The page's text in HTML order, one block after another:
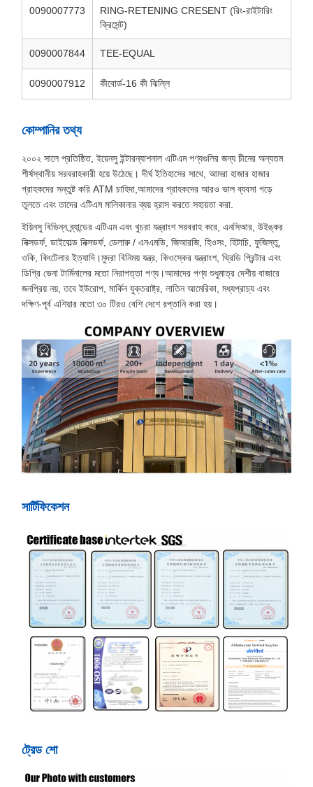
0090007773
RING-RETENING CRESENT (রিং-রাইটারিং
ক্রিসেন্ট)
0090007844 TEE-EQUAL
0090007912 কীবোর্ড-16 কী ঝিল্লি
কোম্পানির তথ্য
২০০২ সালে প্রতিষ্ঠিত, ইয়েনসু ইন্টারন্যাশনাল এটিএম পণ্যগুলির জন্য চীনের অন্যতম
শীর্ষস্থানীয় সরবরাহকারী হয়ে উঠেছে। দীর্ঘ ইতিহাসের সাথে, আমরা হাজার হাজার
গ্রাহকদের সন্তুষ্ট করি ATM চাহিদা,আমাদের গ্রাহকদের আরও ভাল ব্যবসা গড়ে
তুলতে এবং তাদের এটিএম মালিকানার ব্যয় হ্রাস করতে সহায়তা করা.
ইয়িনসু বিভিন্ন ব্র্যান্ডের এটিএম এবং খুচরা যন্ত্রাংশ সরবরাহ করে, এনসিআর, উইঙ্কর
নিক্সডর্ফ, ডাইবোল্ড নিক্সডর্ফ, ডেলারু / এনএমডি, জিআরজি, হিওসং, হিটাচি, ফুজিস্তু,
ওকি, কিংটেলার ইত্যাদি।মুদ্রা বিনিময় যন্ত্র, কিওস্কের যন্ত্রাংশ, থ্রিডি প্রিন্টার এবং
ডিগ্রি ভেনা টার্মিনালের মতো নিরাপত্তা পণ্য।আমাদের পণ্য শুধুমাত্র দেশীয় বাজারে
জনপ্রিয় নয়, তবে ইউরোপ, মার্কিন যুক্তরাষ্ট্র, লাতিন আমেরিকা, মধ্যপ্রাচ্য এবং
দক্ষিণ-পূর্ব এশিয়ার মতো ৩০ টিরও বেশি দেশে রপ্তানি করা হয়।
সার্টিফিকেশন
ট্রেড শো